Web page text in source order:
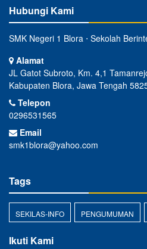
Hubungi Kami
SMK Negeri 1 Blora ⋅ Sekolah
Alamat
JL Gatot Subroto, Km. 4,1
Kabupaten Blora, Jawa Tengah
Telepon
0296531565
Email
smk1blora@yahoo.com
Tags
SEKILAS-INFO PENGUMUMAN
Ikuti Kami